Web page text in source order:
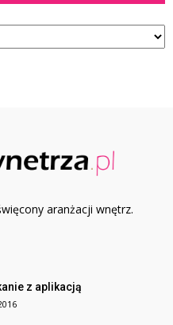
aranżacji wnętrz.
z aplikacją